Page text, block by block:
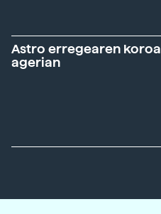
Astro erregearen koroa
agerian